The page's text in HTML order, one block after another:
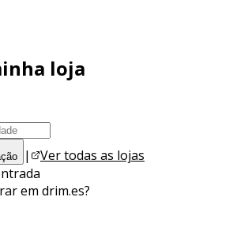
loja
|
Ver todas as lojas
em drim.es?